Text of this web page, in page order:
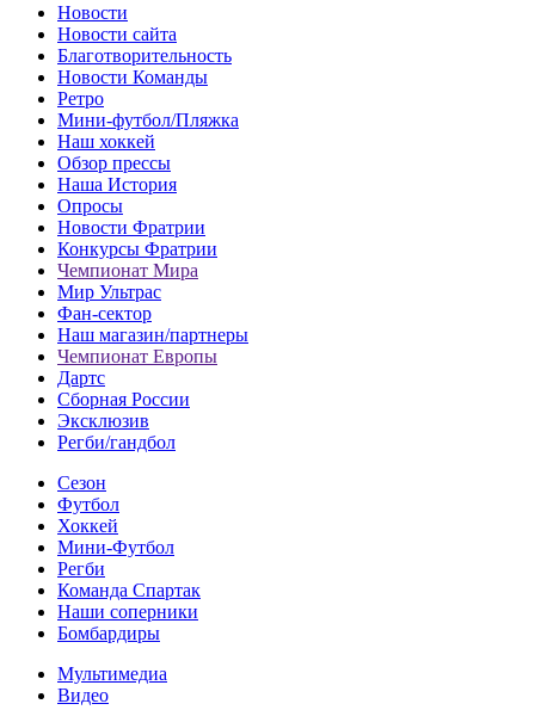
Новости
Новости сайта
Благотворительность
Новости Команды
Ретро
Мини-футбол/Пляжка
Наш хоккей
Обзор прессы
Наша История
Опросы
Новости Фратрии
Конкурсы Фратрии
Чемпионат Мира
Мир Ультрас
Фан-cектор
Наш магазин/партнеры
Чемпионат Европы
Дартс
Сборная России
Эксклюзив
Регби/гандбол
Сезон
Футбол
Хоккей
Мини-Футбол
Регби
Команда Спартак
Наши соперники
Бомбардиры
Мультимедиа
Видео